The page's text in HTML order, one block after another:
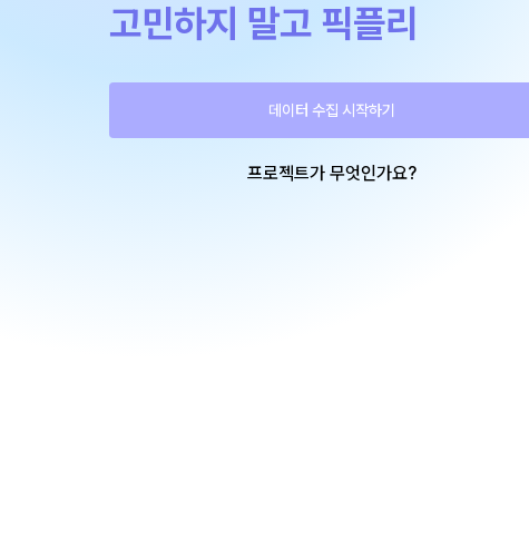
고민하지 말고 픽플리
데이터 수집 시작하기
프로젝트가 무엇인가요?